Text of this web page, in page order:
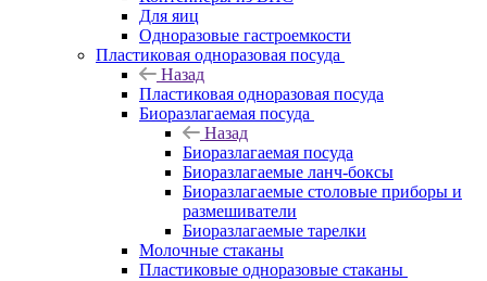
Для яиц
Одноразовые гастроемкости
Пластиковая одноразовая посуда
Назад
Пластиковая одноразовая посуда
Биоразлагаемая посуда
Назад
Биоразлагаемая посуда
Биоразлагаемые ланч-боксы
Биоразлагаемые столовые приборы и
размешиватели
Биоразлагаемые тарелки
Молочные стаканы
Пластиковые одноразовые стаканы